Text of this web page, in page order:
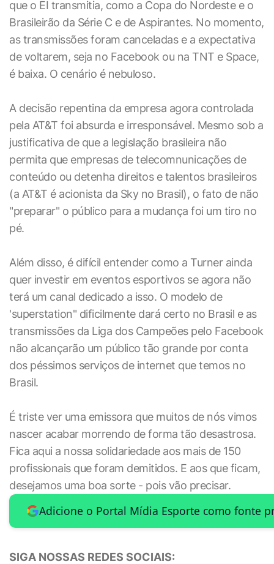
que o EI transmitia, como a Copa do Nordeste e o
Brasileirão da Série C e de Aspirantes. No momento,
as transmissões foram canceladas e a expectativa
de voltarem, seja no Facebook ou na TNT e Space,
é baixa. O cenário é nebuloso.
A decisão repentina da empresa agora controlada
pela AT&T foi absurda e irresponsável. Mesmo sob a
justificativa de que a legislação brasileira não
permita que empresas de telecomnunicações de
conteúdo ou detenha direitos e talentos brasileiros
(a AT&T é acionista da Sky no Brasil), o fato de não
"preparar" o público para a mudança foi um tiro no
pé.
Além disso, é difícil entender como a Turner ainda
quer investir em eventos esportivos se agora não
terá um canal dedicado a isso. O modelo de
'superstation" dificilmente dará certo no Brasil e as
transmissões da Liga dos Campeões pelo Facebook
não alcançarão um público tão grande por conta
dos péssimos serviços de internet que temos no
Brasil.
É triste ver uma emissora que muitos de nós vimos
nascer acabar morrendo de forma tão desastrosa.
Fica aqui a nossa solidariedade aos mais de 150
profissionais que foram demitidos. E aos que ficam,
desejamos uma boa sorte - pois vão precisar.
Adicione o Portal Mídia Esporte como fonte
SIGA NOSSAS REDES SOCIAIS: